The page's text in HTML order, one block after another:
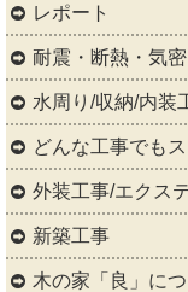
レポート
耐震・断熱・気
水周り/収納/内装
どんな工事でも
外装工事/エクス
新築工事
木の家「良」に